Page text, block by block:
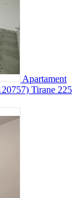
Apartament
Tirane 225